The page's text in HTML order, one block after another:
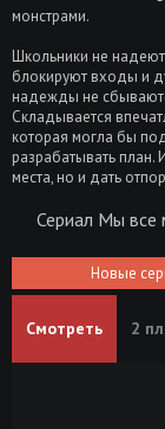
монстрами.
Школьники не
блокируют входы и
надежды не
Складывается
которая могла бы
разрабатывать
места, но и дать
Сериал Мы все
Новые
Смотреть 2